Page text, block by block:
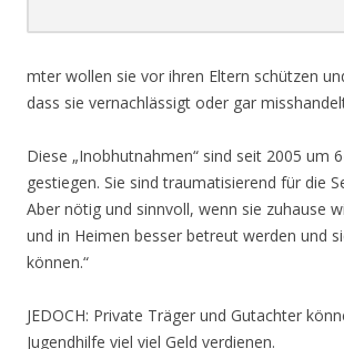
mter wollen sie vor ihren Eltern schützen
dass sie vernachlässigt oder gar
Diese „Inobhutnahmen“ sind seit 2005 um
gestiegen. Sie sind traumatisierend für die
Aber nötig und sinnvoll, wenn sie zuhause
und in Heimen besser betreut werden und
können.“
JEDOCH: Private Träger und Gutachter
Jugendhilfe viel viel Geld verdienen.